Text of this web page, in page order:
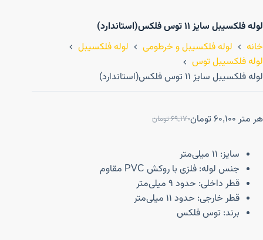
لوله فلکسیبل سایز ۱۱ توس فلکس(استاندارد)
خانه
لوله فلکسیبل و خرطومی
لوله فلکسیبل
لوله فلکسیبل توس
لوله فلکسیبل سایز ۱۱ توس فلکس(استاندارد)
هر متر 69,170تومان 60,100 تومان
سایز: ۱۱ میلی‌متر
جنس لوله: فلزی با روکش PVC مقاوم
قطر داخلی: حدود ۹ میلی‌متر
قطر خارجی: حدود ۱۱ میلی‌متر
برند: توس فلکس